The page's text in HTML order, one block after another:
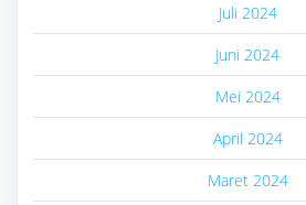
Juli 2024
Juni 2024
Mei 2024
April 2024
Maret 2024